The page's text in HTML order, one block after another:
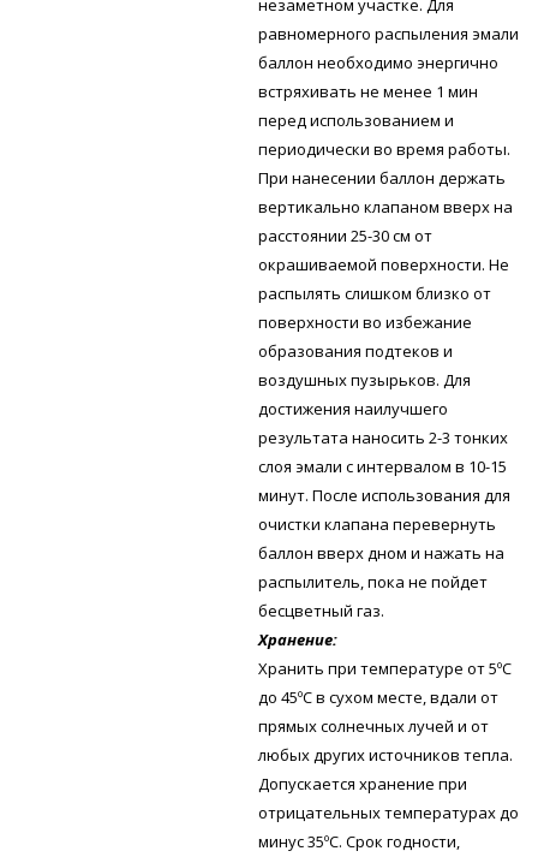
незаметном участке. Для
равномерного распыления эмали
баллон необходимо энергично
встряхивать не менее 1 мин
перед использованием и
периодически во время работы.
При нанесении баллон держать
вертикально клапаном вверх на
расстоянии 25-30 см от
окрашиваемой поверхности. Не
распылять слишком близко от
поверхности во избежание
образования подтеков и
воздушных пузырьков. Для
достижения наилучшего
результата наносить 2-3 тонких
слоя эмали с интервалом в 10-15
минут. После использования для
очистки клапана перевернуть
баллон вверх дном и нажать на
распылитель, пока не пойдет
бесцветный газ.
Хранение:
Хранить при температуре от 5ºС
до 45ºС в сухом месте, вдали от
прямых солнечных лучей и от
любых других источников тепла.
Допускается хранение при
отрицательных температурах до
минус 35ºС. Срок годности,